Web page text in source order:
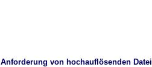
Anforderung von hochauflösenden